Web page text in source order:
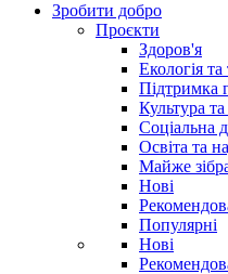
Зробити добро
Проєкти
Здоров'я
Екологія
Підтримка
Культура
Соціальна
Освіта та
Майже
Нові
Популярні
Нові